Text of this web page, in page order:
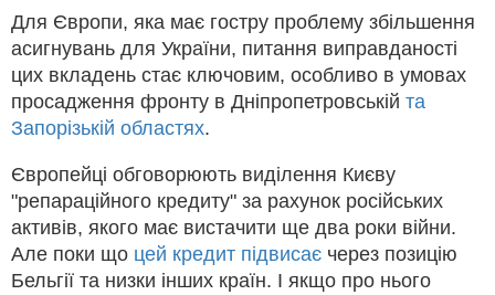
Для Європи, яка має гостру проблему збільшення
асигнувань для України, питання виправданості
цих вкладень стає ключовим, особливо в умовах
просадження фронту в Дніпропетровській та
Запорізькій областях.
Європейці обговорюють виділення Києву
"репараційного кредиту" за рахунок російських
активів, якого має вистачити ще два роки війни.
Але поки що цей кредит підвисає через позицію
Бельгії та низки інших країн. І якщо про нього